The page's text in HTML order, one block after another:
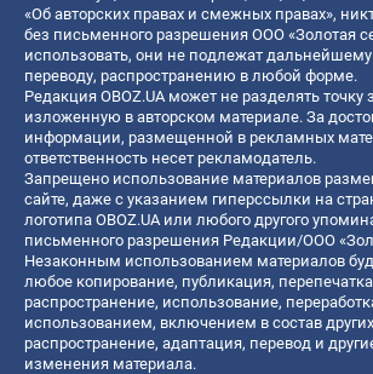
«Об авторских правах и смежных правах»,
без письменного разрешения ООО «Золотая
использовать, они не подлежат дальнейшему
переводу, распространению в любой форме.
Редакция OBOZ.UA может не разделять точку
изложенную в авторском материале. За
информации, размещенной в рекламных
ответственность несет рекламодатель.
Запрещено использование материалов
сайте, даже с указанием гиперссылки на
логотипа OBOZ.UA или любого другого
письменного разрешения Редакции/ООО
Незаконным использованием материалов
любое копирование, публикация,
распространение, использование,
использованием, включением в состав
распространение, адаптация, перевод и
изменения материала.